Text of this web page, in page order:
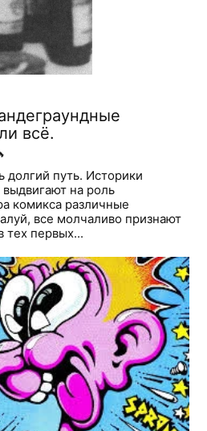
всё.
путь. Историки
выдвигают на роль
комикса различные
все молчаливо признают
тех первых...